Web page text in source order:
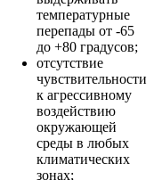
температурные
перепады от -65
до +80 градусов;
отсутствие
чувствительности
к агрессивному
воздействию
окружающей
среды в любых
климатических
зонах;